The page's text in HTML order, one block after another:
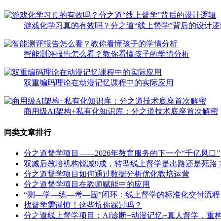
游戏化学习真的有效吗？分之道“线上督学”背后的设计
智能测评报告怎么看？教你看懂孩子的学情分析
双重编码理论在动漫记忆课程中的实际应用
商用级AI架构+私有化知识库：分之道技术底座首次解密
同类文章排行
分之道督学项目——2026年教育服务的下一个“千亿风口”
双减后教培机构锐减9成，转型线上督学是出路还是死路
分之道督学项目如何通过数据分析优化教培运营
分之道督学项目在教师赋能中的应用
“测—学—练—考—固”闭环：线上督学的标准化交付流程
找督学需谨慎！这些坑你踩过吗？
分之道线上督学项目：AI诊断+动漫记忆+真人督学，重